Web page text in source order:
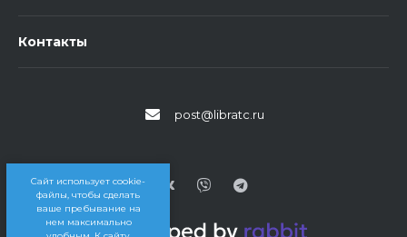
Сайт использует cookie-
файлы, чтобы сделать
ваше пребывание на
нем максимально
Контакты
post@libratc.ru